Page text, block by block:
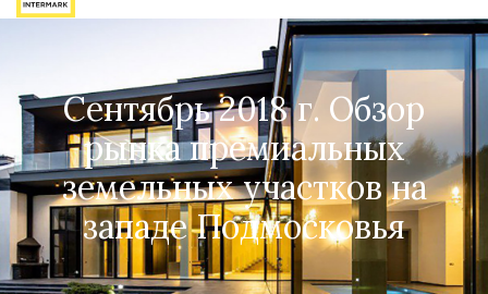
Сентябрь 2018 г. Обзор
рынка премиальных
земельных участков на
западе Подмосковья